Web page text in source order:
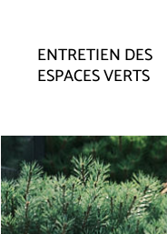
ENTRETIEN DES
ESPACES VERTS